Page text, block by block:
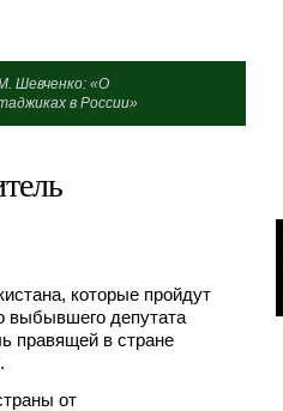
Шевченко: «О
в России»
которые пройдут
выбывшего депутата
правящей в стране
от